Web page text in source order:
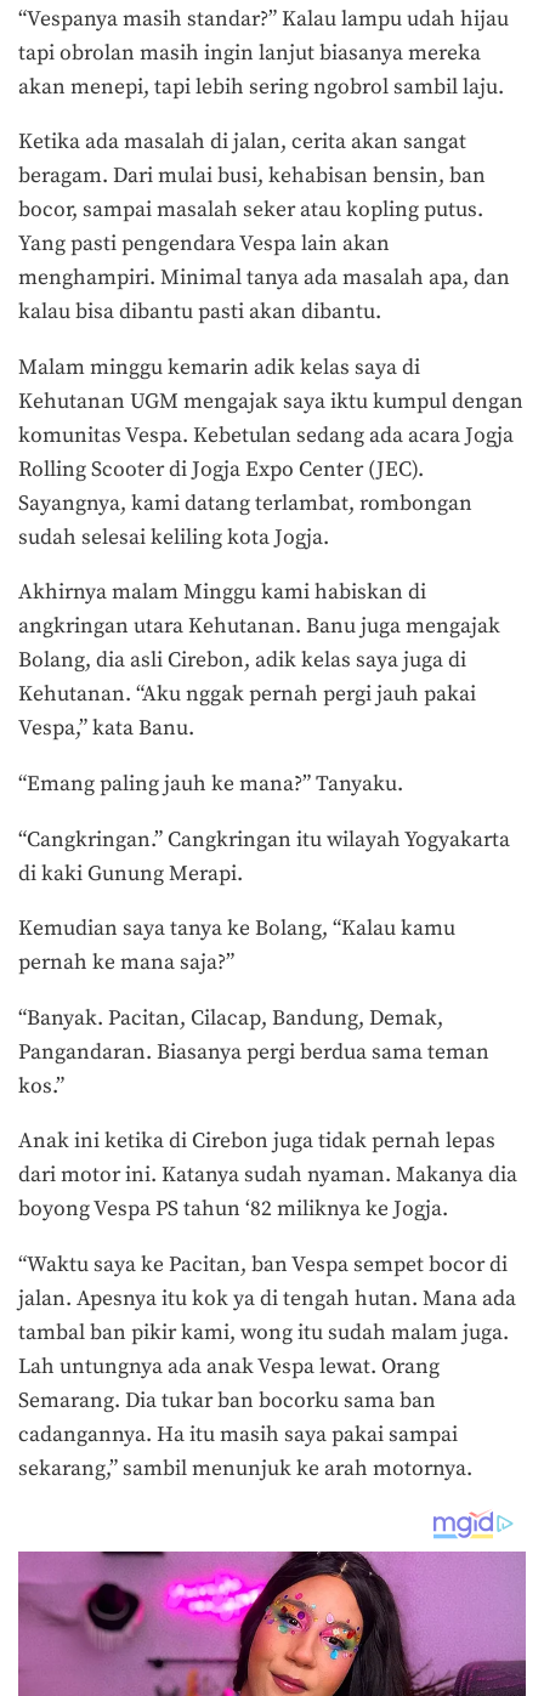
“Vespanya masih standar?” Kalau lampu udah hijau
tapi obrolan masih ingin lanjut biasanya mereka
akan menepi, tapi lebih sering ngobrol sambil laju.
Ketika ada masalah di jalan, cerita akan sangat
beragam. Dari mulai busi, kehabisan bensin, ban
bocor, sampai masalah seker atau kopling putus.
Yang pasti pengendara Vespa lain akan
menghampiri. Minimal tanya ada masalah apa, dan
kalau bisa dibantu pasti akan dibantu.
Malam minggu kemarin adik kelas saya di
Kehutanan UGM mengajak saya iktu kumpul dengan
komunitas Vespa. Kebetulan sedang ada acara Jogja
Rolling Scooter di Jogja Expo Center (JEC).
Sayangnya, kami datang terlambat, rombongan
sudah selesai keliling kota Jogja.
Akhirnya malam Minggu kami habiskan di
angkringan utara Kehutanan. Banu juga mengajak
Bolang, dia asli Cirebon, adik kelas saya juga di
Kehutanan. “Aku nggak pernah pergi jauh pakai
Vespa,” kata Banu.
“Emang paling jauh ke mana?” Tanyaku.
“Cangkringan.” Cangkringan itu wilayah Yogyakarta
di kaki Gunung Merapi.
Kemudian saya tanya ke Bolang, “Kalau kamu
pernah ke mana saja?”
“Banyak. Pacitan, Cilacap, Bandung, Demak,
Pangandaran. Biasanya pergi berdua sama teman
kos.”
Anak ini ketika di Cirebon juga tidak pernah lepas
dari motor ini. Katanya sudah nyaman. Makanya dia
boyong Vespa PS tahun ‘82 miliknya ke Jogja.
“Waktu saya ke Pacitan, ban Vespa sempet bocor di
jalan. Apesnya itu kok ya di tengah hutan. Mana ada
tambal ban pikir kami, wong itu sudah malam juga.
Lah untungnya ada anak Vespa lewat. Orang
Semarang. Dia tukar ban bocorku sama ban
cadangannya. Ha itu masih saya pakai sampai
sekarang,” sambil menunjuk ke arah motornya.